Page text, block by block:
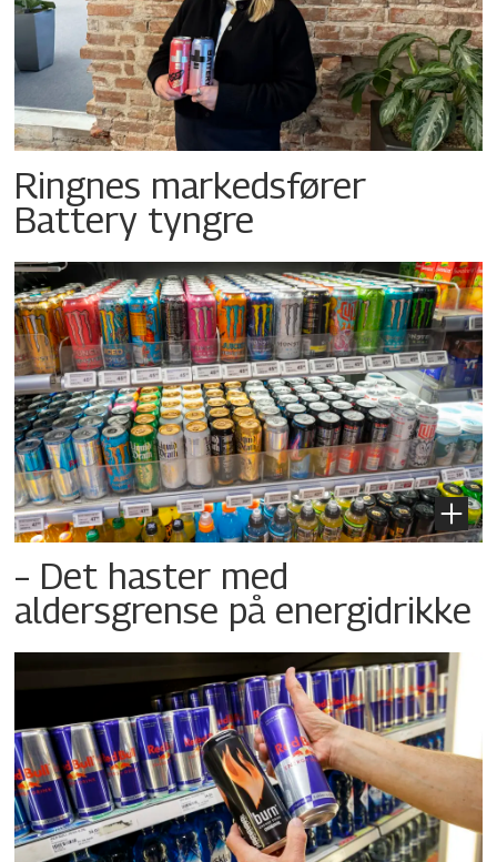
Ringnes markedsfører
Battery tyngre
– Det haster med
aldersgrense på energidrikke